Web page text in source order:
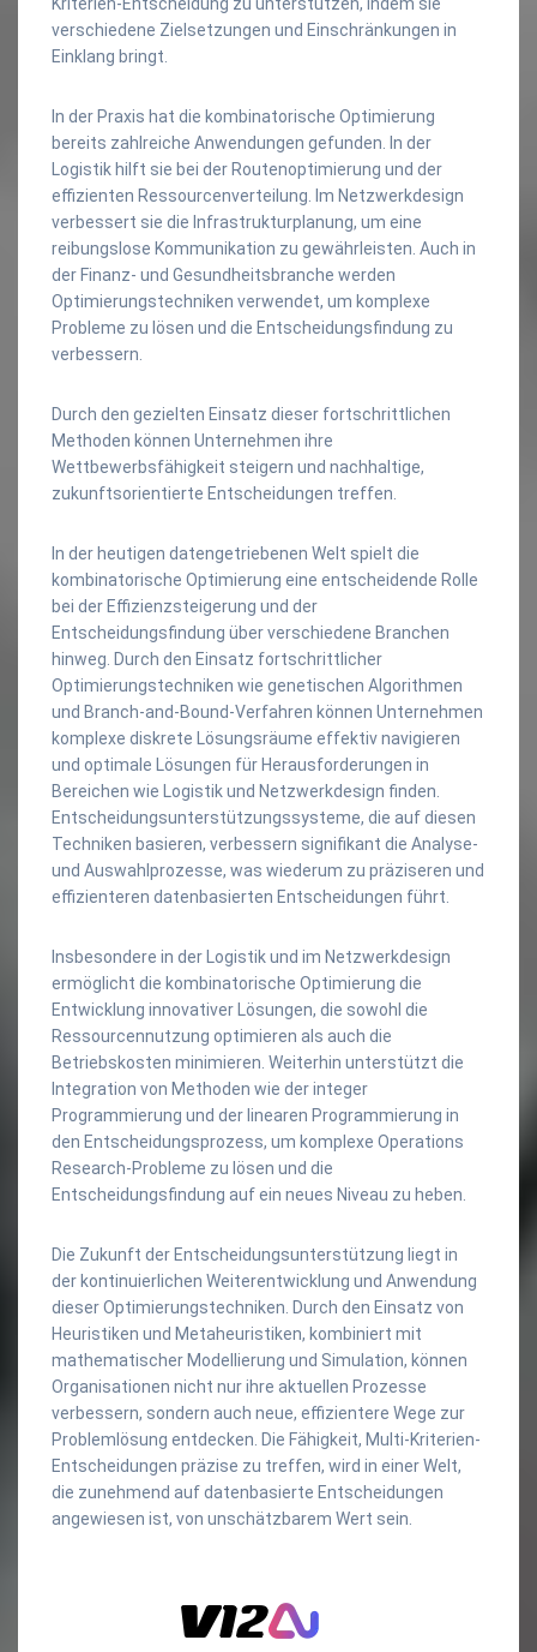
verschiedene Zielsetzungen und Einschränkungen in
Einklang bringt.
In der Praxis hat die kombinatorische Optimierung
bereits zahlreiche Anwendungen gefunden. In der
Logistik hilft sie bei der Routenoptimierung und der
effizienten Ressourcenverteilung. Im Netzwerkdesign
verbessert sie die Infrastrukturplanung, um eine
reibungslose Kommunikation zu gewährleisten. Auch in
der Finanz- und Gesundheitsbranche werden
Optimierungstechniken verwendet, um komplexe
Probleme zu lösen und die Entscheidungsfindung zu
verbessern.
Durch den gezielten Einsatz dieser fortschrittlichen
Methoden können Unternehmen ihre
Wettbewerbsfähigkeit steigern und nachhaltige,
zukunftsorientierte Entscheidungen treffen.
In der heutigen datengetriebenen Welt spielt die
kombinatorische Optimierung eine entscheidende Rolle
bei der Effizienzsteigerung und der
Entscheidungsfindung über verschiedene Branchen
hinweg. Durch den Einsatz fortschrittlicher
Optimierungstechniken wie genetischen Algorithmen
und Branch-and-Bound-Verfahren können Unternehmen
komplexe diskrete Lösungsräume effektiv navigieren
und optimale Lösungen für Herausforderungen in
Bereichen wie Logistik und Netzwerkdesign finden.
Entscheidungsunterstützungssysteme, die auf diesen
Techniken basieren, verbessern signifikant die Analyse-
und Auswahlprozesse, was wiederum zu präziseren und
effizienteren datenbasierten Entscheidungen führt.
Insbesondere in der Logistik und im Netzwerkdesign
ermöglicht die kombinatorische Optimierung die
Entwicklung innovativer Lösungen, die sowohl die
Ressourcennutzung optimieren als auch die
Betriebskosten minimieren. Weiterhin unterstützt die
Integration von Methoden wie der integer
Programmierung und der linearen Programmierung in
den Entscheidungsprozess, um komplexe Operations
Research-Probleme zu lösen und die
Entscheidungsfindung auf ein neues Niveau zu heben.
Die Zukunft der Entscheidungsunterstützung liegt in
der kontinuierlichen Weiterentwicklung und Anwendung
dieser Optimierungstechniken. Durch den Einsatz von
Heuristiken und Metaheuristiken, kombiniert mit
mathematischer Modellierung und Simulation, können
Organisationen nicht nur ihre aktuellen Prozesse
verbessern, sondern auch neue, effizientere Wege zur
Problemlösung entdecken. Die Fähigkeit, Multi-Kriterien-
Entscheidungen präzise zu treffen, wird in einer Welt,
die zunehmend auf datenbasierte Entscheidungen
angewiesen ist, von unschätzbarem Wert sein.